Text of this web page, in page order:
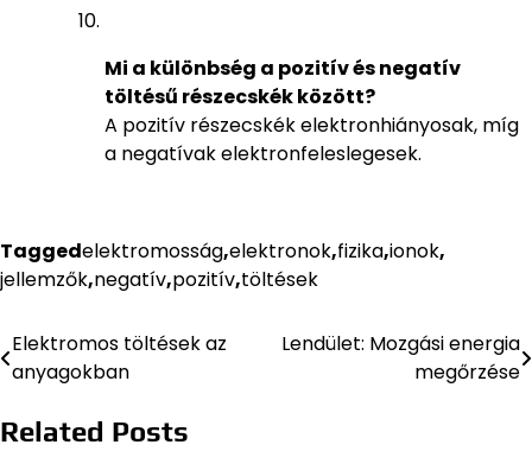
Mi a különbség a pozitív és negatív
töltésű részecskék között?
A pozitív részecskék elektronhiányosak, míg
a negatívak elektronfeleslegesek.
Taggedelektromosság,elektronok,fizika,ionok,
jellemzők,negatív,pozitív,töltések
Bejegyzés
navigáció
Elektromos töltések az
anyagokban
Lendület: Mozgási energia
megőrzése
Related Posts